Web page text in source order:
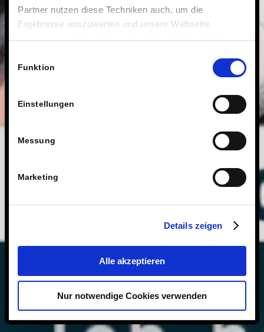
Partner nutzen diese Techniken auch, um die
Ergebnisse auszuwerten und unsere Webseite
anzupassen. Wir schätzen Ihre Privatsphäre. Daher
Technologien.
Funktion
Einstellungen
Messung
Marketing
Details zeigen
Alle akzeptieren
Nur notwendige Cookies verwenden